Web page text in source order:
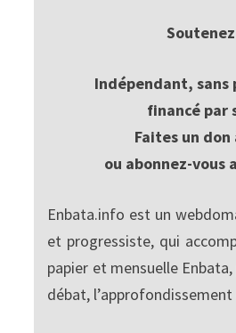
Indépendant, sans
financé par
Faites un
ou abonnez-vous
Enbata.info est un
et progressiste, qui
papier et mensuelle
débat,